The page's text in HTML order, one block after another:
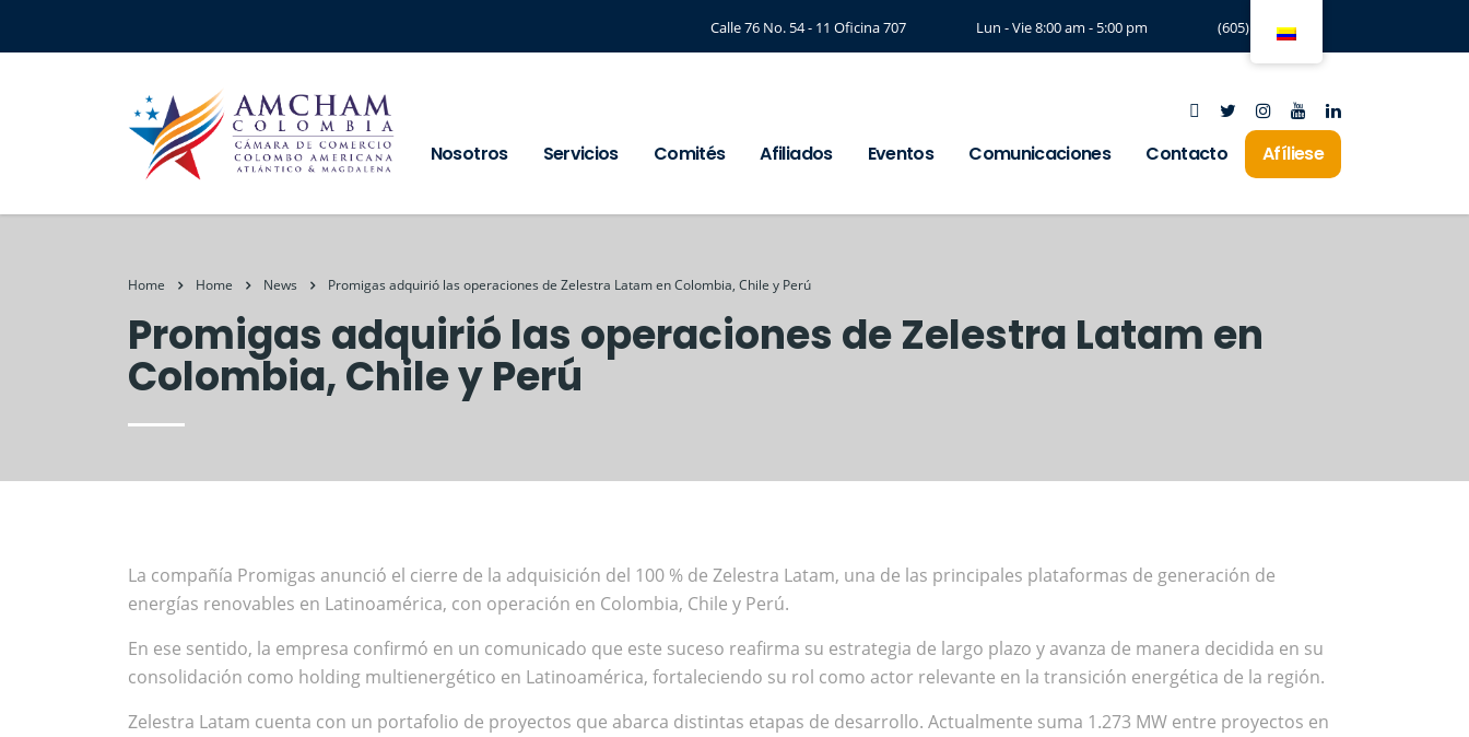
Calle 76 No. 54 - 11 Oficina 707 Lun - Vie 8:00 am - 5:00 pm (605) 3294197
Nosotros Servicios Comités Afiliados Eventos Comunicaciones Contacto Afíliese
Home Home News Promigas adquirió las operaciones de Zelestra Latam en Colombia, Chile y Perú
Promigas adquirió las operaciones de Zelestra Latam en
Colombia, Chile y Perú
La compañía Promigas anunció el cierre de la adquisición del 100 % de Zelestra Latam, una de las principales plataformas de generación de
energías renovables en Latinoamérica, con operación en Colombia, Chile y Perú.
En ese sentido, la empresa confirmó en un comunicado que este suceso reafirma su estrategia de largo plazo y avanza de manera decidida en su
consolidación como holding multienergético en Latinoamérica, fortaleciendo su rol como actor relevante en la transición energética de la región.
Zelestra Latam cuenta con un portafolio de proyectos que abarca distintas etapas de desarrollo. Actualmente suma 1.273 MW entre proyectos en